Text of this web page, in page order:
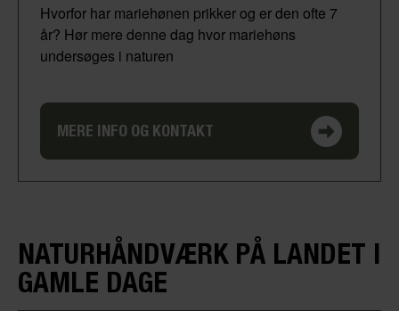
Hvorfor har mariehønen prikker og er den ofte 7
år? Hør mere denne dag hvor mariehøns
undersøges i naturen
MERE INFO OG KONTAKT
NATURHÅNDVÆRK PÅ LANDET I
GAMLE DAGE